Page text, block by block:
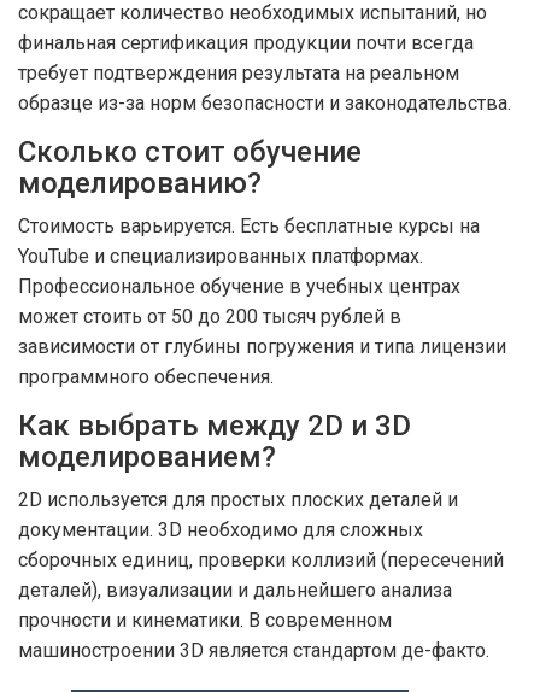
сокращает количество необходимых испытаний, но
финальная сертификация продукции почти всегда
требует подтверждения результата на реальном
образце из-за норм безопасности и законодательства.
Сколько стоит обучение
моделированию?
Стоимость варьируется. Есть бесплатные курсы на
YouTube и специализированных платформах.
Профессиональное обучение в учебных центрах
может стоить от 50 до 200 тысяч рублей в
зависимости от глубины погружения и типа лицензии
программного обеспечения.
Как выбрать между 2D и 3D
моделированием?
2D используется для простых плоских деталей и
документации. 3D необходимо для сложных
сборочных единиц, проверки коллизий (пересечений
деталей), визуализации и дальнейшего анализа
прочности и кинематики. В современном
машиностроении 3D является стандартом де-факто.